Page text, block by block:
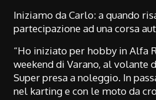
Iniziamo da Carlo: a quando
partecipazione ad una corsa
“Ho iniziato per hobby in Alfa
weekend di Varano, al volante
Super presa a noleggio. In
nel karting e con le moto da